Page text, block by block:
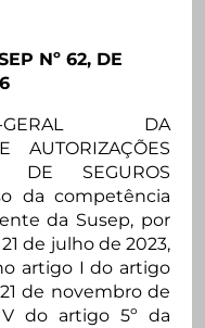
Nº 62, DE
GERAL DA
AUTORIZAÇÕES
DE SEGUROS
da competência
da Susep, por
de julho de 2023,
artigo I do artigo
de novembro de
do artigo 5º da